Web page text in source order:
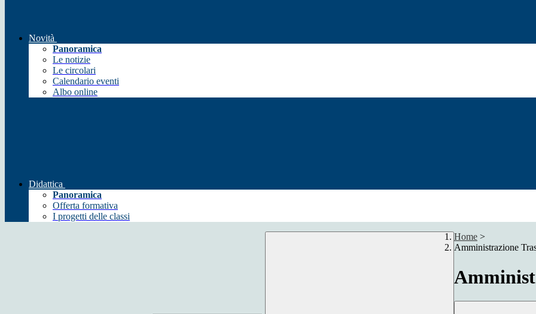
Novità
Panoramica
Le notizie
Le circolari
Calendario eventi
Albo online
Didattica
Panoramica
Offerta formativa
I progetti delle classi
Home >
Amministrazione